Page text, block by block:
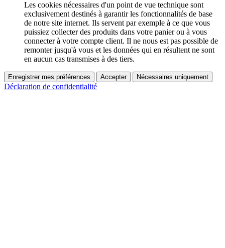
Les cookies nécessaires d'un point de vue technique sont
exclusivement destinés à garantir les fonctionnalités de base
de notre site internet. Ils servent par exemple à ce que vous
puissiez collecter des produits dans votre panier ou à vous
connecter à votre compte client. Il ne nous est pas possible de
remonter jusqu'à vous et les données qui en résultent ne sont
en aucun cas transmises à des tiers.
Enregistrer mes préférences Accepter Nécessaires uniquement
Déclaration de confidentialité